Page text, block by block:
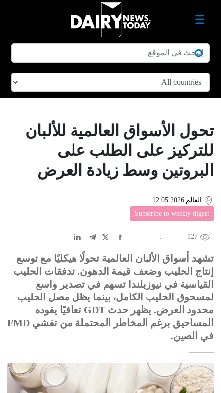
تحول الأسواق العالمية للألبان
للتركيز على الطلب على
البروتين وسط زيادة العرض
العالم 12.05.2026
Subscribe to weekly digest
127
中文
DE عربى
تشهد أسواق الألبان العالمية تحولًا هيكليًا مع توسع
إنتاج الحليب وضعف قيمة الدهون. تدفقات الحليب
القياسية في نيوزيلندا تسهم في تصدير واسع
لمسحوق الحليب الكامل، بينما يظل مصل الحليب
محدود العرض. يظهر حدث GDT تعافيًا يقوده
المساحيق برغم المخاطر المحتملة من تفشي FMD
في الصين.